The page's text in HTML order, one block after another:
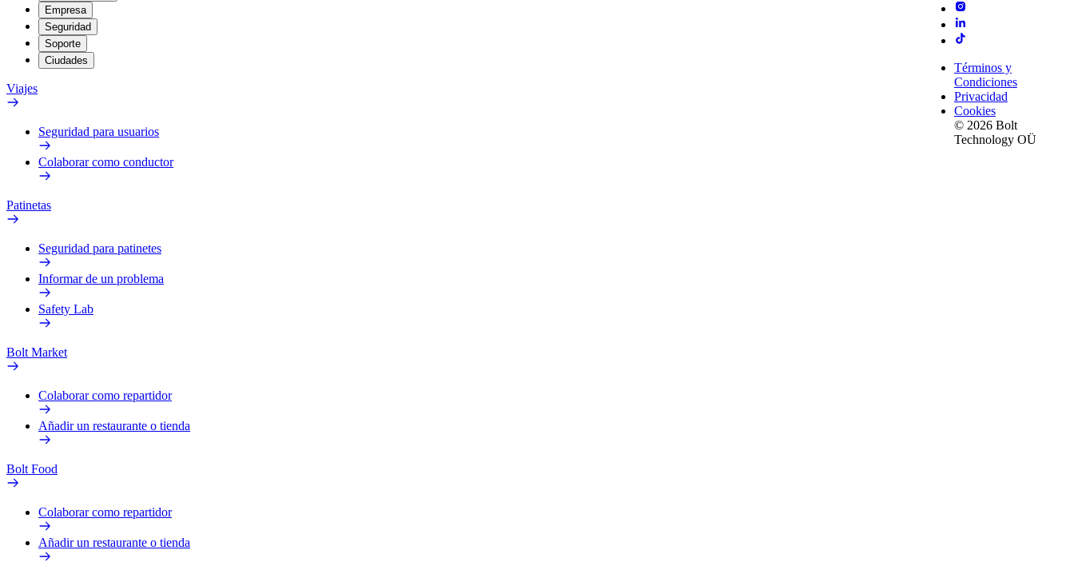
Empresa
Seguridad
Soporte
Ciudades
Viajes
Seguridad para usuarios
Colaborar como conductor
Patinetas
Seguridad para patinetes
Informar de un problema
Safety Lab
Bolt Market
Colaborar como repartidor
Añadir un restaurante o tienda
Bolt Food
Colaborar como repartidor
Añadir un restaurante o tienda
Términos y
Condiciones
Privacidad
Cookies
© 2026 Bolt
Technology OÜ